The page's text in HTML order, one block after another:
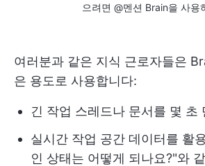
으려면 @멘션 Brain을 사용
여러분과 같은 지식 근로자들은
은 용도로 사용합니다:
긴 작업 스레드나 문서를 몇 초
실시간 작업 공간 데이터를 활
인 상태는 어떻게 되나요?"와